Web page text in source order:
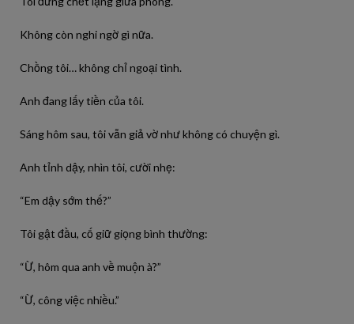
Không còn nghi ngờ gì nữa.
Chồng tôi… không chỉ ngoại tình.
Anh đang lấy tiền của tôi.
Sáng hôm sau, tôi vẫn giả vờ như không có chuyện gì.
Anh tỉnh dậy, nhìn tôi, cười nhẹ:
“Em dậy sớm thế?”
Tôi gật đầu, cố giữ giọng bình thường:
“Ừ, hôm qua anh về muộn à?”
“Ừ, công việc nhiều.”